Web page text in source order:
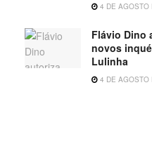
4 DE AGOSTO
Flávio Dino
novos
Lulinha
4 DE AGOSTO